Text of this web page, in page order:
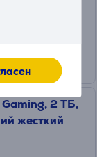
2 ТБ,
жесткий